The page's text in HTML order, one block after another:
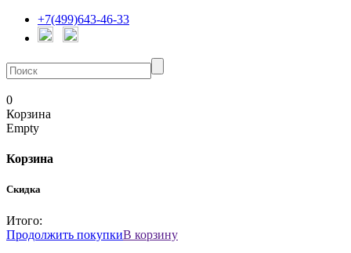
+7(499)643-46-33
0
Корзина
Empty
Корзина
Скидка
Итого:
Продолжить покупкиВ корзину